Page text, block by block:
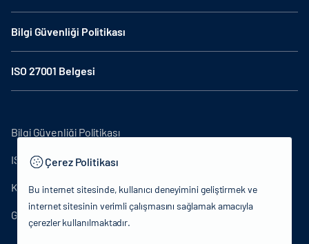
Bilgi Güvenliği Politikası
ISO 27001 Belgesi
Bilgi Güvenliği Politikası
ISO27001
KVKK Aydınlatma Metni
Gizlilik Politikası
Çerez Politikası
Bu internet sitesinde, kullanıcı deneyimini geliştirmek ve
internet sitesinin verimli çalışmasını sağlamak amacıyla
çerezler kullanılmaktadır.